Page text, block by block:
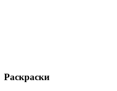
Раскраски